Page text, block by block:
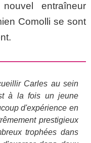
entraîneur
Comolli se sont
Carles au sein
à la fois un jeune
d'expérience en
prestigieux
trophées dans